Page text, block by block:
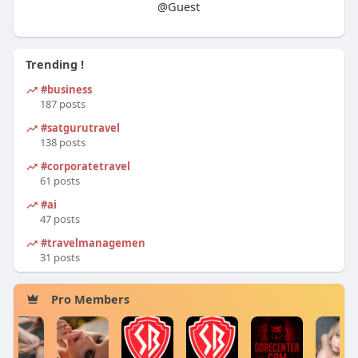
@Guest
Trending !
#business
187 posts
#satgurutravel
138 posts
#corporatetravel
61 posts
#ai
47 posts
#travelmanagement
31 posts
Pro Members